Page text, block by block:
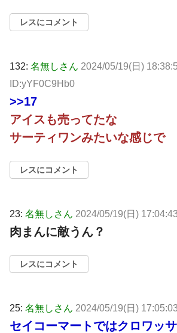
レスにコメント
132: 名無しさん 2024/05/19(日)
ID:yYF0C9Hb0
>>17
アイスも売ってたな
サーティワンみたいな感じで
レスにコメント
23: 名無しさん 2024/05/19(日)
肉まんに敵うん？
レスにコメント
25: 名無しさん 2024/05/19(日)
セイコーマートではクロワッ